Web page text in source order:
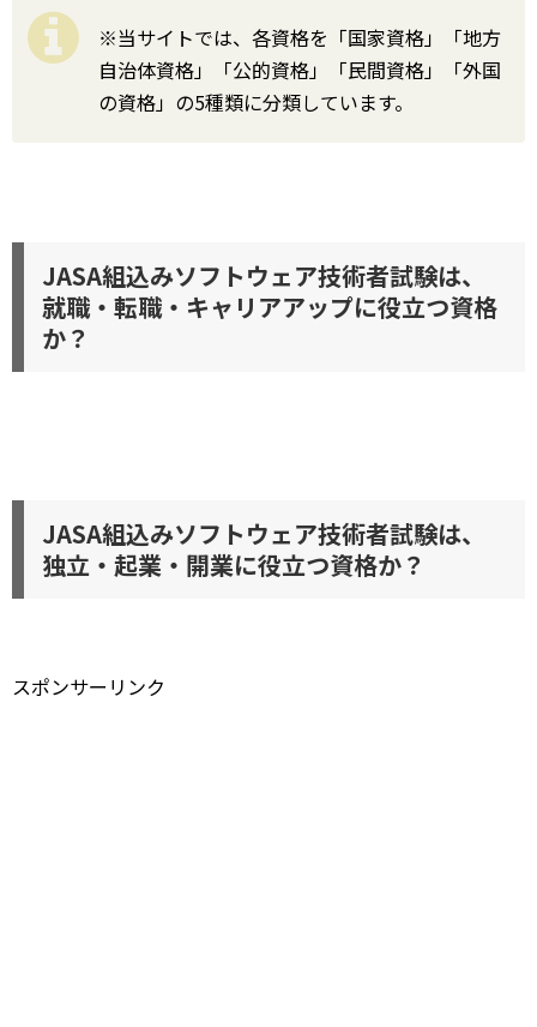
※当サイトでは、各資格を「国家資格」「地方
自治体資格」「公的資格」「民間資格」「外国
の資格」の5種類に分類しています。
JASA組込みソフトウェア技術者試験は、
就職・転職・キャリアアップに役立つ資格
か？
JASA組込みソフトウェア技術者試験は、
独立・起業・開業に役立つ資格か？
スポンサーリンク